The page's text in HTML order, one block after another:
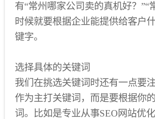
有“常州哪家公司卖的真机好？
时候就要根据企业能提供给客户
键字。
选择具体的关键词
我们在挑选关键词时还有一点要
作为主打关键词，而是要根据你
词。比如是专业从事SEO网站优